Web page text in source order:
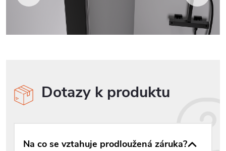
Dotazy k produktu
Na co se vztahuje prodloužená záruka?